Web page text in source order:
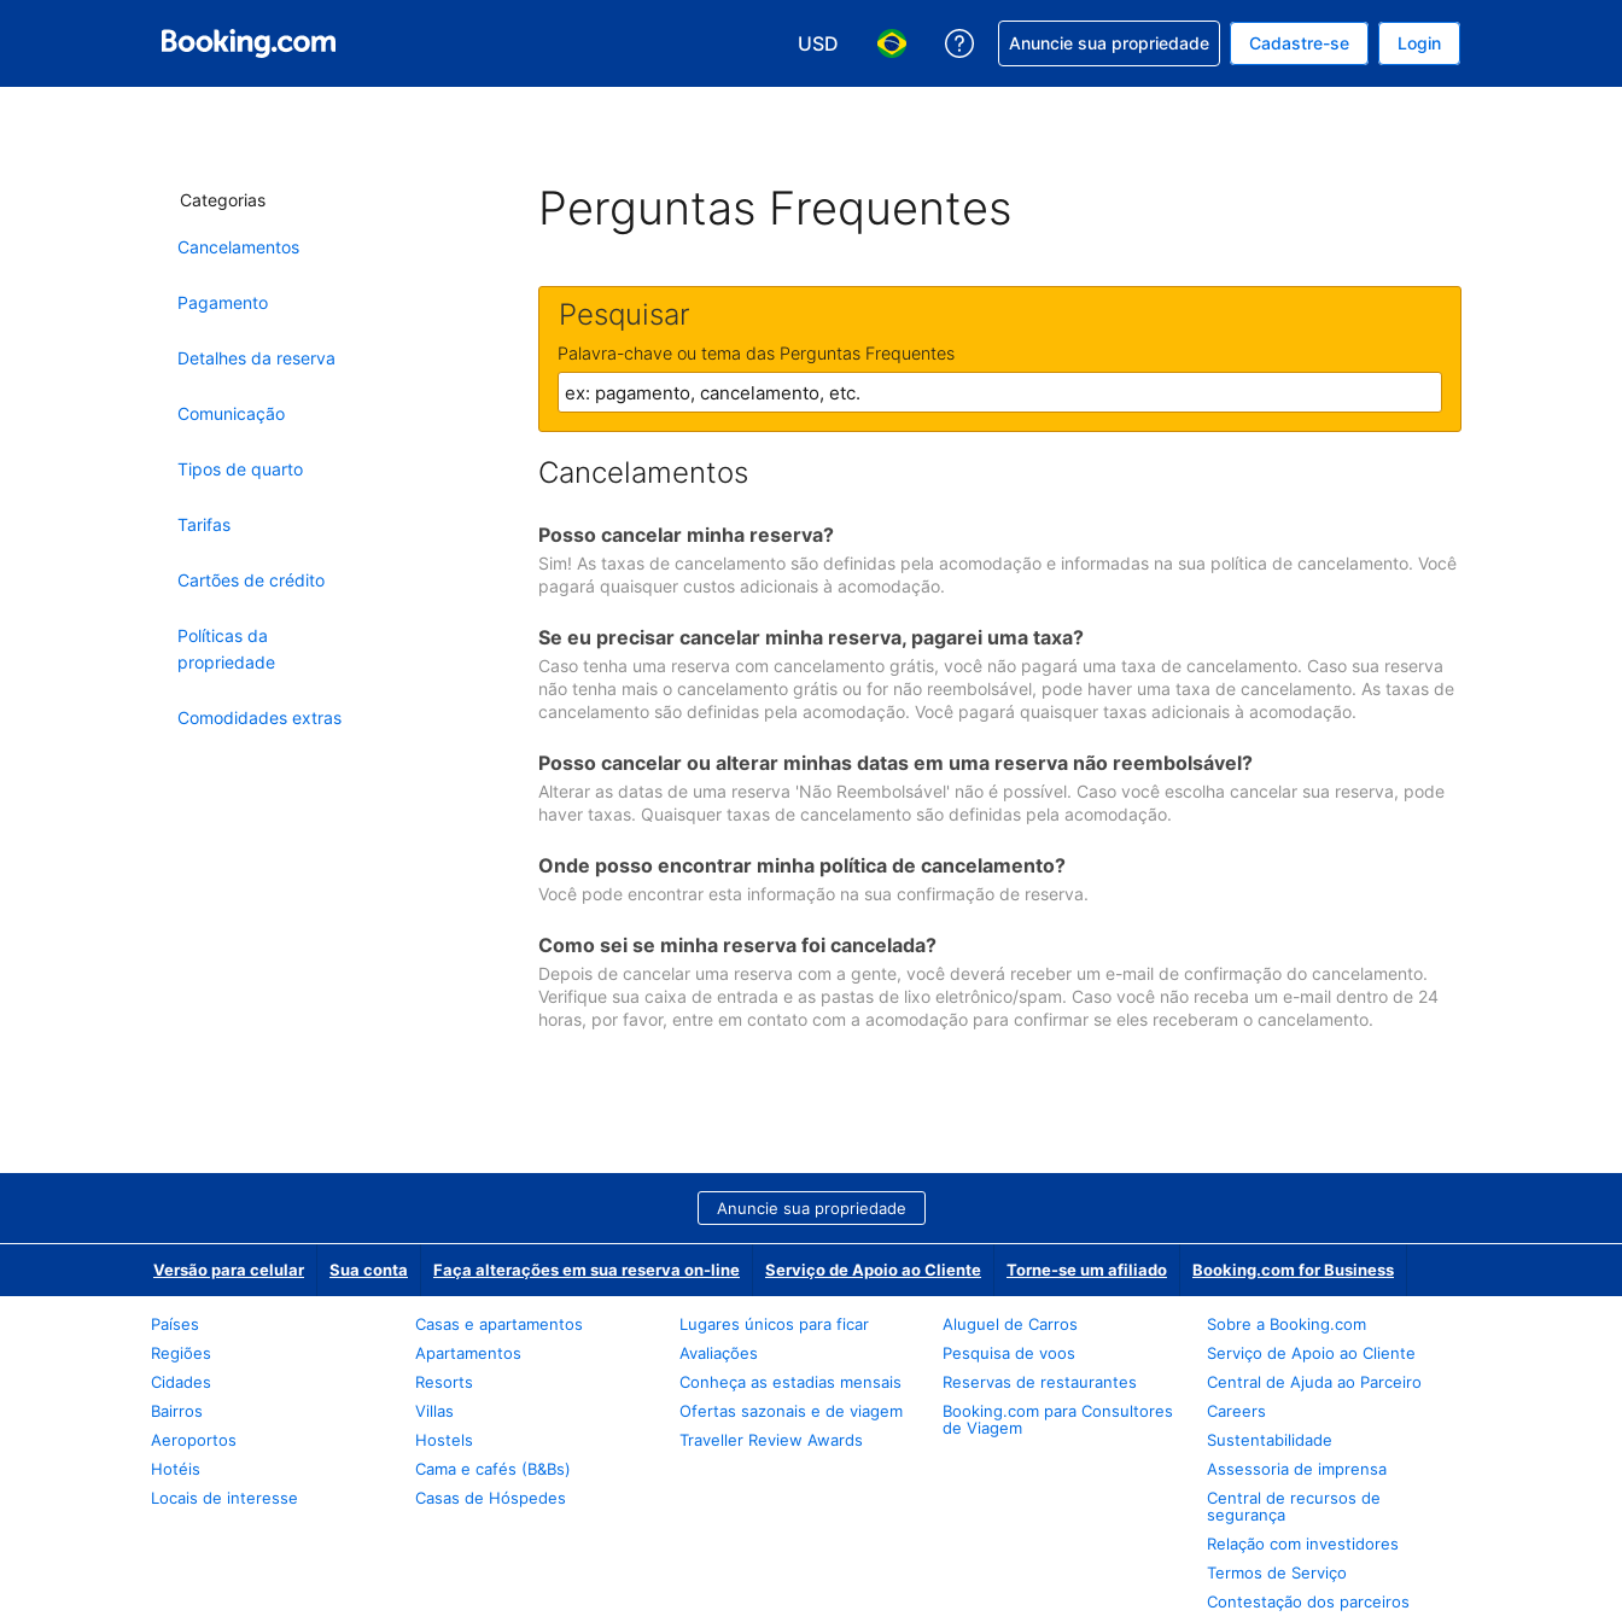
USD
Escolha sua moeda. Atualmente, sua moeda é: Dólar americano
Escolha seu idioma. Atualmente, seu idioma é: Português (Brasil)
Receber ajuda com sua reserva
Anuncie sua propriedade Cadastre-se Login
Categorias
Cancelamentos
Pagamento
Detalhes da reserva
Comunicação
Tipos de quarto
Tarifas
Cartões de crédito
Políticas da
propriedade
Comodidades extras
Perguntas Frequentes
Pesquisar
Palavra-chave ou tema das Perguntas Frequentes
Cancelamentos
Posso cancelar minha reserva?
Sim! As taxas de cancelamento são definidas pela acomodação e informadas na sua política de cancelamento. Você
pagará quaisquer custos adicionais à acomodação.
Se eu precisar cancelar minha reserva, pagarei uma taxa?
Caso tenha uma reserva com cancelamento grátis, você não pagará uma taxa de cancelamento. Caso sua reserva
não tenha mais o cancelamento grátis ou for não reembolsável, pode haver uma taxa de cancelamento. As taxas de
cancelamento são definidas pela acomodação. Você pagará quaisquer taxas adicionais à acomodação.
Posso cancelar ou alterar minhas datas em uma reserva não reembolsável?
Alterar as datas de uma reserva 'Não Reembolsável' não é possível. Caso você escolha cancelar sua reserva, pode
haver taxas. Quaisquer taxas de cancelamento são definidas pela acomodação.
Onde posso encontrar minha política de cancelamento?
Você pode encontrar esta informação na sua confirmação de reserva.
Como sei se minha reserva foi cancelada?
Depois de cancelar uma reserva com a gente, você deverá receber um e-mail de confirmação do cancelamento.
Verifique sua caixa de entrada e as pastas de lixo eletrônico/spam. Caso você não receba um e-mail dentro de 24
horas, por favor, entre em contato com a acomodação para confirmar se eles receberam o cancelamento.
Anuncie sua propriedade
Versão para celular Sua conta Faça alterações em sua reserva on-line Serviço de Apoio ao Cliente Torne-se um afiliado Booking.com for Business
Países
Regiões
Cidades
Bairros
Aeroportos
Hotéis
Locais de interesse
Casas e apartamentos
Apartamentos
Resorts
Villas
Hostels
Cama e cafés (B&Bs)
Casas de Hóspedes
Lugares únicos para ficar
Avaliações
Conheça as estadias mensais
Ofertas sazonais e de viagem
Traveller Review Awards
Aluguel de Carros
Pesquisa de voos
Reservas de restaurantes
Booking.com para Consultores
de Viagem
Sobre a Booking.com
Serviço de Apoio ao Cliente
Central de Ajuda ao Parceiro
Careers
Sustentabilidade
Assessoria de imprensa
Central de recursos de
segurança
Relação com investidores
Termos de Serviço
Contestação dos parceiros